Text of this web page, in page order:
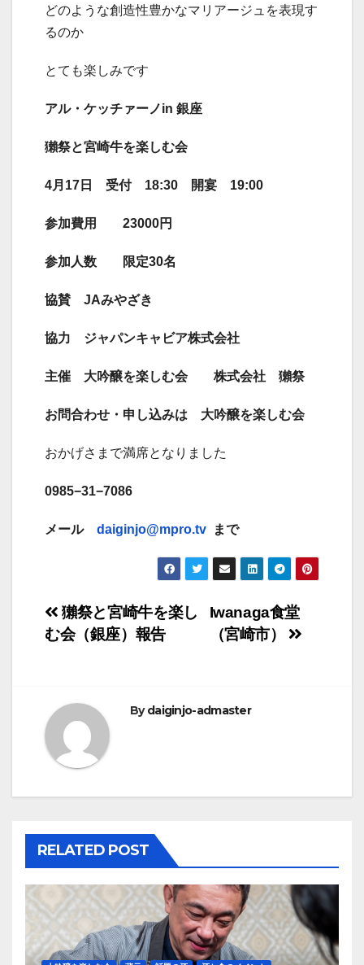
どのような創造性豊かなマリアージュを表現す
るのか
とても楽しみです
アル・ケッチァーノin 銀座
獺祭と宮崎牛を楽しむ会
4月17日 受付 18:30 開宴 19:00
参加費用 23000円
参加人数 限定30名
協賛 JAみやざき
協力 ジャパンキャビア株式会社
主催 大吟醸を楽しむ会 株式会社 獺祭
お問合わせ・申し込みは 大吟醸を楽しむ会
おかげさまで満席となりました
0985−31−7086
メール daiginjo@mpro.tv まで
投
稿
ビ
ゲ
ョ
ン
Iwanaga食堂
（宮崎市）
獺祭と宮崎牛を楽し
む会（銀座）報告
Bydaiginjo-admaster
RELATED POST